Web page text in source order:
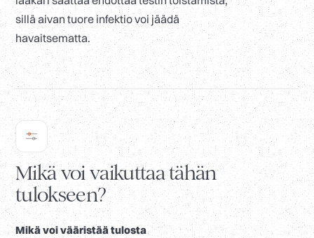
sillä aivan tuore infektio voi jäädä
havaitsematta.
Mikä voi vaikuttaa tähän
tulokseen?
Mikä voi vääristää tulosta